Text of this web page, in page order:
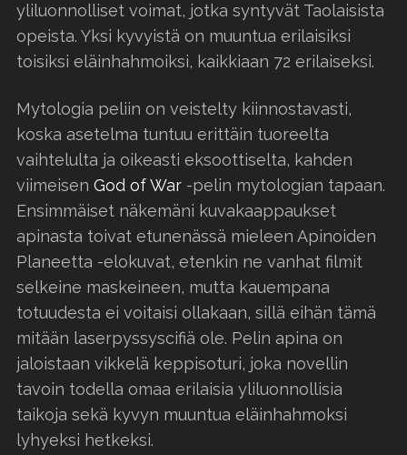
yliluonnolliset voimat, jotka syntyvät Taolaisista
opeista. Yksi kyvyistä on muuntua erilaisiksi
toisiksi eläinhahmoiksi, kaikkiaan 72 erilaiseksi.
Mytologia peliin on veistelty kiinnostavasti,
koska asetelma tuntuu erittäin tuoreelta
vaihtelulta ja oikeasti eksoottiselta, kahden
viimeisen God of War -pelin mytologian tapaan.
Ensimmäiset näkemäni kuvakaappaukset
apinasta toivat etunenässä mieleen Apinoiden
Planeetta -elokuvat, etenkin ne vanhat filmit
selkeine maskeineen, mutta kauempana
totuudesta ei voitaisi ollakaan, sillä eihän tämä
mitään laserpyssyscifiä ole. Pelin apina on
jaloistaan vikkelä keppisoturi, joka novellin
tavoin todella omaa erilaisia yliluonnollisia
taikoja sekä kyvyn muuntua eläinhahmoksi
lyhyeksi hetkeksi.